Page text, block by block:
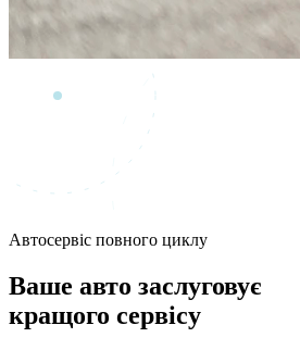
Автосервіс повного циклу
Ваше авто заслуговує
кращого сервісу